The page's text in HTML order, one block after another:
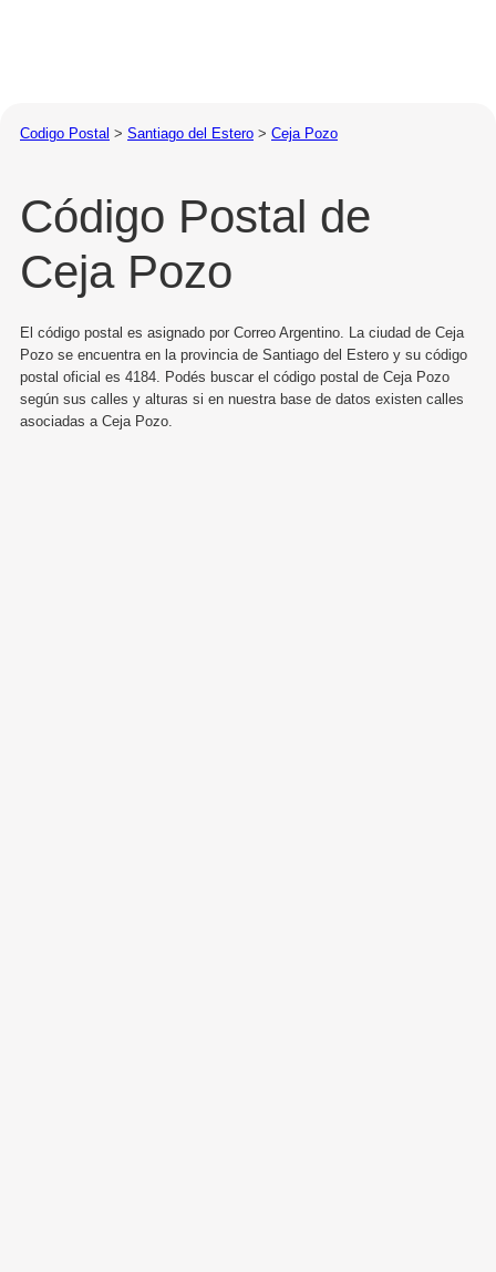
Codigo Postal > Santiago del Estero > Ceja Pozo
Código Postal de
Ceja Pozo
El código postal es asignado por Correo Argentino. La ciudad de Ceja
Pozo se encuentra en la provincia de Santiago del Estero y su código
postal oficial es 4184. Podés buscar el código postal de Ceja Pozo
según sus calles y alturas si en nuestra base de datos existen calles
asociadas a Ceja Pozo.